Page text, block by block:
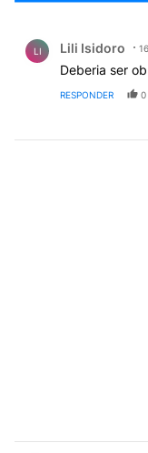
LI Lili Isidoro
Deberia ser
RESPONDER 0